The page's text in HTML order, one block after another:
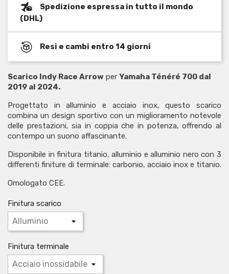
Spedizione espressa in tutto il mondo
(DHL)
Resi e cambi entro 14 giorni
Scarico Indy Race Arrow per Yamaha Ténéré 700 dal
2019 al 2024.
Progettato in alluminio e acciaio inox, questo scarico
combina un design sportivo con un miglioramento notevole
delle prestazioni, sia in coppia che in potenza, offrendo al
contempo un suono affascinante.
Disponibile in finitura titanio, alluminio e alluminio nero con 3
differenti finiture di terminale: carbonio, acciaio inox e titanio.
Omologato CEE.
Finitura scarico
Finitura terminale